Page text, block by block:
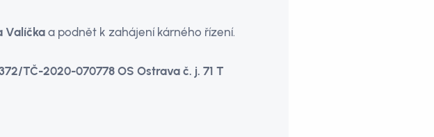
Valíčkaa podnět k zahájení kárného řízení.
TČ-2020-070778 OS Ostrava č. j. 71 T